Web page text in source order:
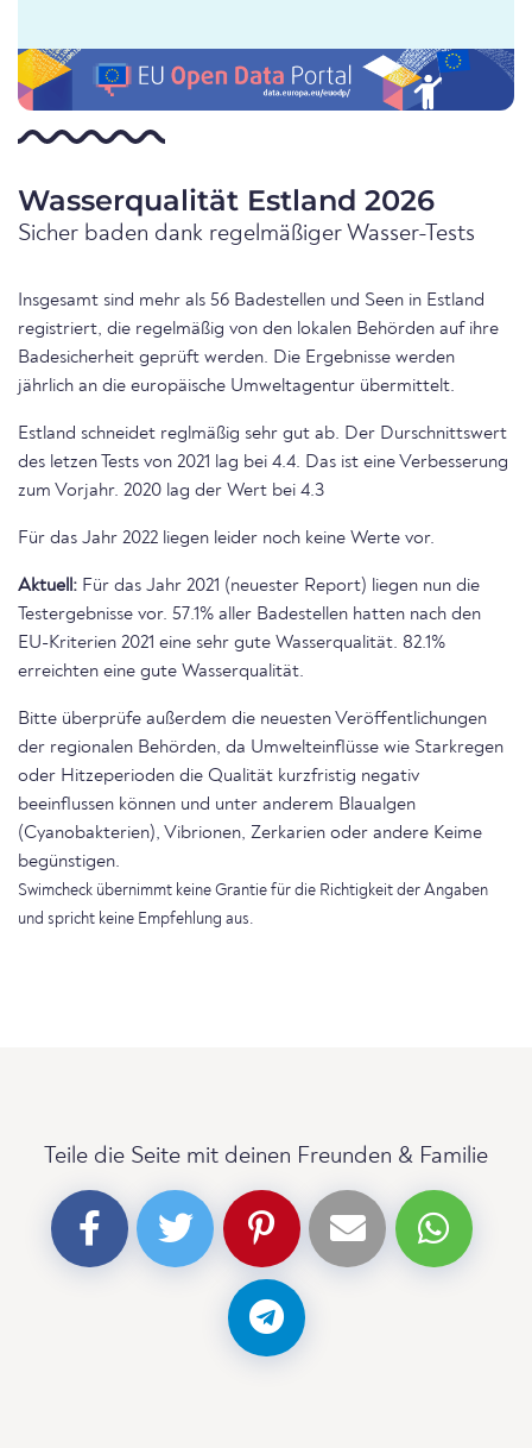
Wasserqualität Estland 2026
Sicher baden dank regelmäßiger Wasser-Tests
Insgesamt sind mehr als 56 Badestellen und Seen in Estland
registriert, die regelmäßig von den lokalen Behörden auf ihre
Badesicherheit geprüft werden. Die Ergebnisse werden
jährlich an die europäische Umweltagentur übermittelt.
Estland schneidet reglmäßig sehr gut ab. Der Durschnittswert
des letzen Tests von 2021 lag bei 4.4. Das ist eine Verbesserung
zum Vorjahr. 2020 lag der Wert bei 4.3
Für das Jahr 2022 liegen leider noch keine Werte vor.
Aktuell: Für das Jahr 2021 (neuester Report) liegen nun die
Testergebnisse vor. 57.1% aller Badestellen hatten nach den
EU-Kriterien 2021 eine sehr gute Wasserqualität. 82.1%
erreichten eine gute Wasserqualität.
Bitte überprüfe außerdem die neuesten Veröffentlichungen
der regionalen Behörden, da Umwelteinflüsse wie Starkregen
oder Hitzeperioden die Qualität kurzfristig negativ
beeinflussen können und unter anderem Blaualgen
(Cyanobakterien), Vibrionen, Zerkarien oder andere Keime
begünstigen.
Swimcheck übernimmt keine Grantie für die Richtigkeit der Angaben
und spricht keine Empfehlung aus.
Teile die Seite mit deinen Freunden & Familie